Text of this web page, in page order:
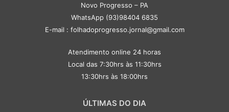
Novo Progresso – PA
WhatsApp (93)98404 6835
E-mail : folhadoprogresso.jornal@gmail.com
Atendimento online 24 horas
Local das 7:30hrs às 11:30hrs
13:30hrs às 18:00hrs
ÚLTIMAS DO DIA